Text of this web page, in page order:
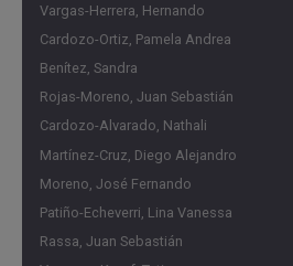
Vargas-Herrera, Hernando
Cardozo-Ortiz, Pamela Andrea
Benítez, Sandra
Rojas-Moreno, Juan Sebastián
Cardozo-Alvarado, Nathali
Martínez-Cruz, Diego Alejandro
Moreno, José Fernando
Patiño-Echeverri, Lina Vanessa
Rassa, Juan Sebastián